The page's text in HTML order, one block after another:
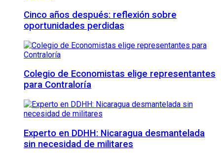
Cinco años después: reflexión sobre
oportunidades perdidas
Colegio de Economistas elige representantes
para Contraloría
Experto en DDHH: Nicaragua desmantelada
sin necesidad de militares